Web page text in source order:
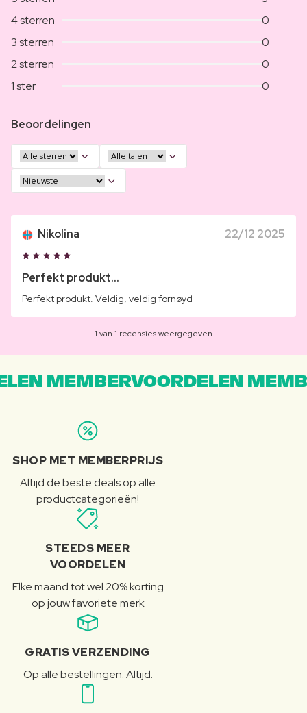
4 sterren
0
3 sterren
0
2 sterren
0
1 ster
0
Beoordelingen
Nikolina 22/12 2025
Perfekt produkt...
Perfekt produkt. Veldig, veldig fornøyd
1 van 1 recensies weergegeven
MEMBERVOORDELEN
SHOP MET MEMBERPRIJS
Altijd de beste deals op alle
productcategorieën!
STEEDS MEER
VOORDELEN
Elke maand tot wel 20% korting
op jouw favoriete merk
GRATIS VERZENDING
Op alle bestellingen. Altijd.